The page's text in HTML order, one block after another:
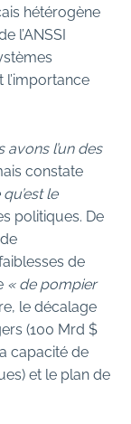
hétérogène
l’ANSSI
l’importance
avons l’un des
constate
le
politiques. De
de
« de pompier
le décalage
(100 Mrd $
capacité de
et le plan de